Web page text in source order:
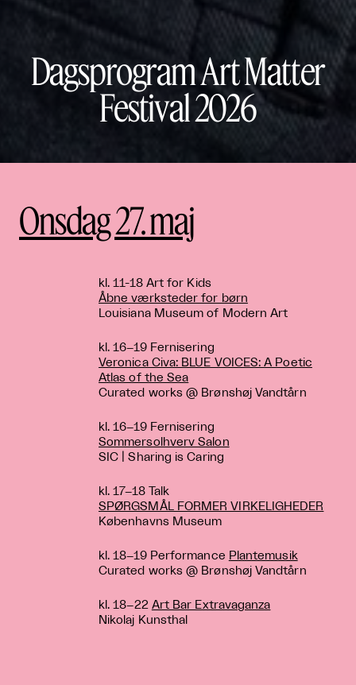
Dagsprogram Art Matter
Festival 2026
Onsdag 27. maj
kl. 11-18 Art for Kids
Åbne værksteder for børn
Louisiana Museum of Modern Art
kl. 16−19 Fernisering
Veronica Civa: BLUE VOICES: A Poetic
Atlas of the Sea
Curated works @ Brønshøj Vandtårn
kl. 16−19 Fernisering
Sommersolhverv Salon
SIC | Sharing is Caring
kl. 17−18 Talk
SPØRGSMÅL FORMER VIRKELIGHEDER
Københavns Museum
kl. 18−19 Performance Plantemusik
Curated works @ Brønshøj Vandtårn
kl. 18−22 Art Bar Extravaganza
Nikolaj Kunsthal